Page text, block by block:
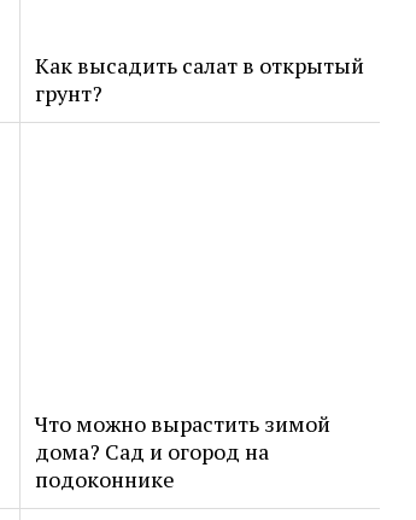
Как высадить салат в открытый
грунт?
Что можно вырастить зимой
дома? Сад и огород на
подоконнике